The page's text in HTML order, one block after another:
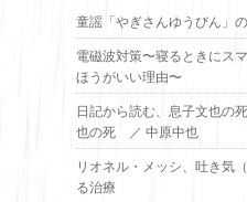
童謡「やぎさんゆうびん」
電磁波対策〜寝るときにス
ほうがいい理由〜
日記から読む、息子文也の
也の死 ／ 中原中也
リオネル・メッシ、吐き気
る治療